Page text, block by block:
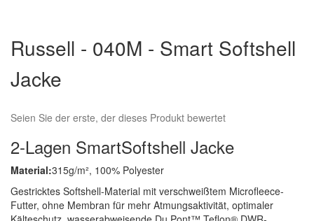
der
Bildergalerie
springen
Russell - 040M - Smart Softshell
Jacke
Seien Sie der erste, der dieses Produkt bewertet
2-Lagen SmartSoftshell Jacke
Material:315g/m², 100% Polyester
Gestricktes Softshell-Material mit verschweißtem Microfleece-
Futter, ohne Membran für mehr Atmungsaktivität, optimaler